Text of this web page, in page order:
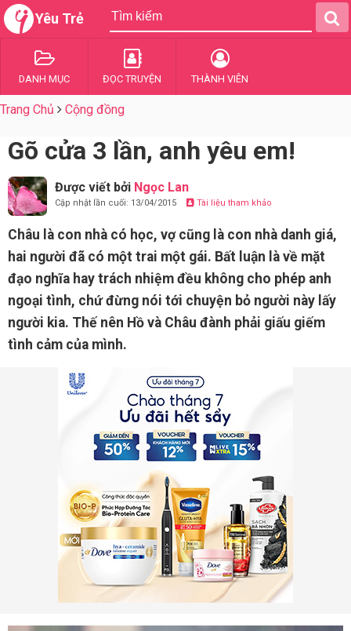
Yêu Trẻ
DANH MỤC ĐỌC TRUYỆN THÀNH VIÊN
Trang Chủ Cộng đồng
Gõ cửa 3 lần, anh yêu em!
Được viết bởi Ngọc Lan
Cập nhật lần cuối: 13/04/2015 Tài liệu tham khảo
Châu là con nhà có học, vợ cũng là con nhà danh giá,
hai người đã có một trai một gái. Bất luận là về mặt
đạo nghĩa hay trách nhiệm đều không cho phép anh
ngoại tình, chứ đừng nói tới chuyện bỏ người này lấy
người kia. Thế nên Hồ và Châu đành phải giấu giếm
tình cảm của mình.